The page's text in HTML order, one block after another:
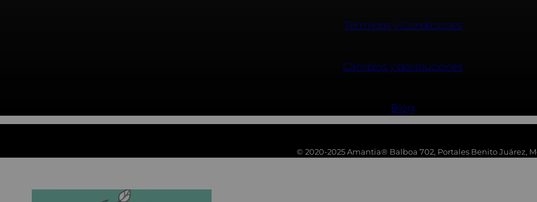
Términos y Condiciones
Cambios y devoluciones
Blog
© 2020-2025 Amantia® Balboa 702, Portales Benito Juárez,